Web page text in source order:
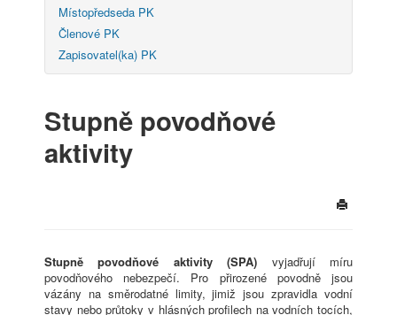
Místopředseda PK
Členové PK
Zapisovatel(ka) PK
Stupně povodňové
aktivity
Stupně povodňové aktivity (SPA) vyjadřují míru
povodňového nebezpečí. Pro přirozené povodně jsou
vázány na směrodatné limity, jimiž jsou zpravidla vodní
stavy nebo průtoky v hlásných profilech na vodních tocích,